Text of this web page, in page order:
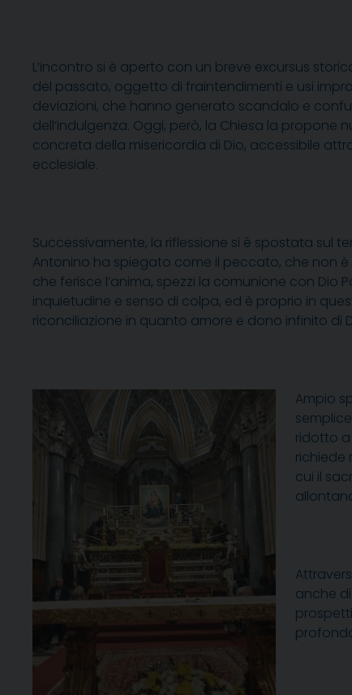
L’incontro si è aperto con un breve excursus
del passato, oggetto di fraintendimenti e usi
deviazioni, che hanno generato scandalo e
dell’indulgenza. Oggi, però, la Chiesa la
concreta della misericordia di Dio, accessibile
ecclesiale.
Successivamente, la riflessione si è spostata
Antonino ha spiegato come il peccato, che non
che ferisce l’anima, spezzi la comunione con Dio
inquietudine e senso di colpa, ed è proprio in
riconciliazione in quanto amore e dono infinito di
Ampio
ridotto
richiede
cui il
anche